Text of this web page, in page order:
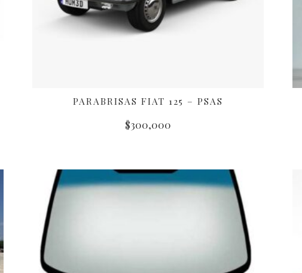
AÑADIR AL CARRITO
PARABRISAS FIAT 125 – PSAS
$300,000